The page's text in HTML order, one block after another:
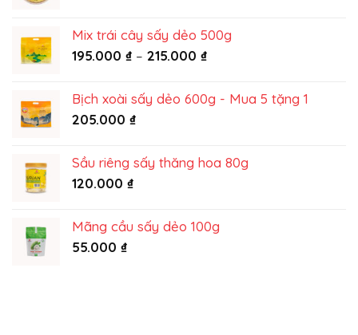
từ
King
Food
Mix trái cây sấy dẻo 500g
195.000 ₫ – 215.000 ₫Khoảng
195.000 ₫
Bịch xoài sấy dẻo 600g - Mua 5 tặng 1
205.000 ₫
Sầu riêng sấy thăng hoa 80g
120.000 ₫
Mãng cầu sấy dẻo 100g
55.000 ₫